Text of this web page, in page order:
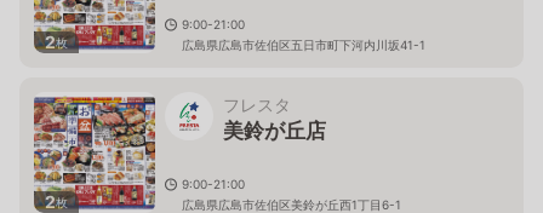
2枚
9:00-21:00
広島県広島市佐伯区五日市町下河内川坂41-1
2枚
フレスタ
美鈴が丘店
9:00-21:00
広島県広島市佐伯区美鈴が丘西1丁目6-1